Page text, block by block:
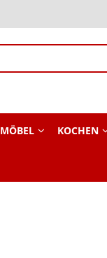
MÖBEL KOCHEN